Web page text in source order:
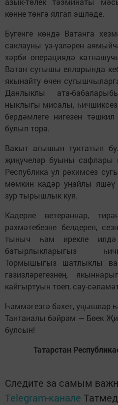
көнне төнгә ялгап эшләде.
Бүгенге көндә Ватанга
саклауны үз-үзләрен
хәрби операциядә
Ватан сугышы елларында
якынайту өчен
Данлыклы ата-
ныклыгы мисалы,
бердәмлеге нигезен
булып тора.
Вакыт агышын туктатып
җиңүчеләр буыны сафлары
Республика ул рәхимсез
мөмкин кадәр уңайлы
зур тырышлык куя.
Кадерле ветераннар,
рәхмәтебезне белдереп,
тыныч һәм ирекле
батырлыкларыгыз
Тормышыгыз шатлыклы
газизләрегезнең,
кайгыртуын тоеп, сау-
Һәммәгезгә бәхет, уңышлар
Тантаналы бәйрәм — Бөек
булсын!
Татарстан
Следите за самым
Telegram-канале